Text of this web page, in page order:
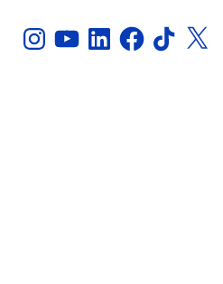
InstagramYouTubeLinkedInFacebook
TikTokX